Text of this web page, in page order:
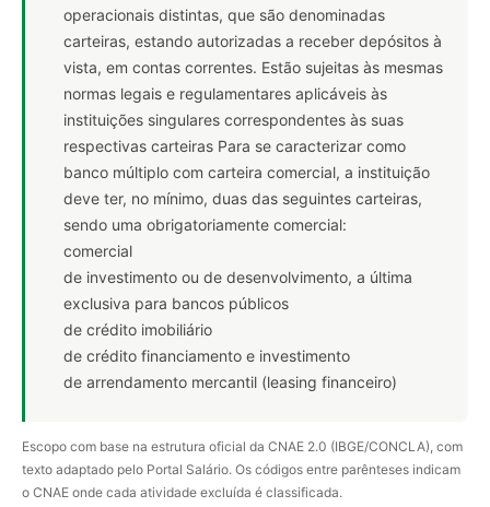
operacionais distintas, que são denominadas
carteiras, estando autorizadas a receber depósitos à
vista, em contas correntes. Estão sujeitas às mesmas
normas legais e regulamentares aplicáveis às
instituições singulares correspondentes às suas
respectivas carteiras Para se caracterizar como
banco múltiplo com carteira comercial, a instituição
deve ter, no mínimo, duas das seguintes carteiras,
sendo uma obrigatoriamente comercial:
comercial
de investimento ou de desenvolvimento, a última
exclusiva para bancos públicos
de crédito imobiliário
de crédito financiamento e investimento
de arrendamento mercantil (leasing financeiro)
Escopo com base na estrutura oficial da CNAE 2.0 (IBGE/CONCLA), com
texto adaptado pelo Portal Salário. Os códigos entre parênteses indicam
o CNAE onde cada atividade excluída é classificada.